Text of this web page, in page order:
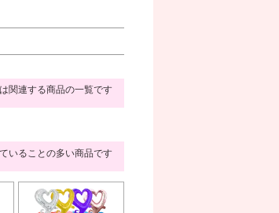
関連する商品の一覧です
いることの多い商品です